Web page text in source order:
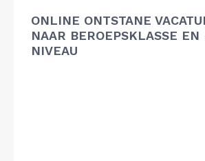
ONLINE ONTSTANE
NAAR BEROEPSKLASSE EN
NIVEAU